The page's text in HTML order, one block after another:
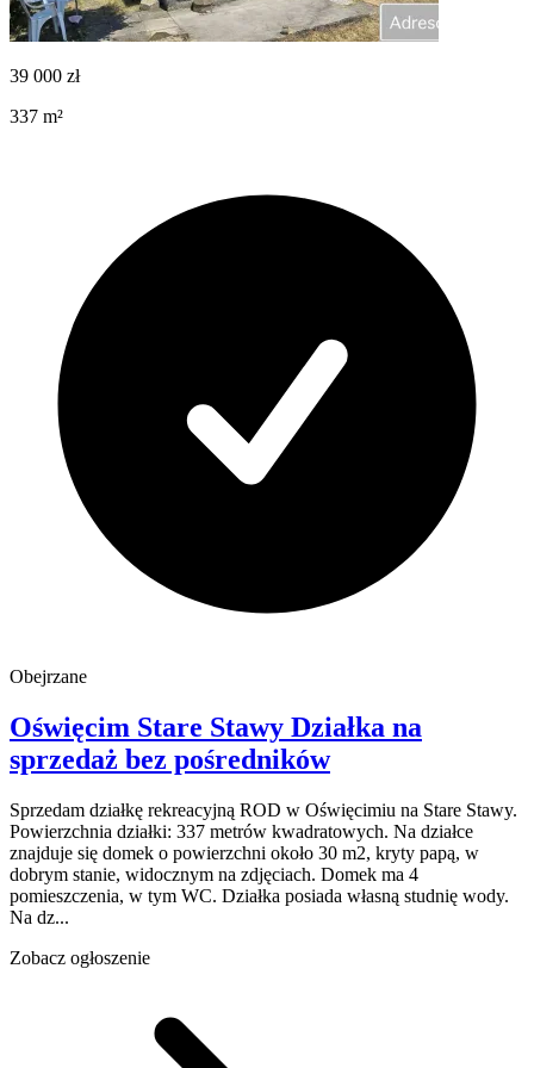
39 000 zł
337 m²
Obejrzane
Oświęcim Stare Stawy Działka na
sprzedaż bez pośredników
Sprzedam działkę rekreacyjną ROD w Oświęcimiu na Stare Stawy.
Powierzchnia działki: 337 metrów kwadratowych. Na działce
znajduje się domek o powierzchni około 30 m2, kryty papą, w
dobrym stanie, widocznym na zdjęciach. Domek ma 4
pomieszczenia, w tym WC. Działka posiada własną studnię wody.
Na dz...
Zobacz ogłoszenie